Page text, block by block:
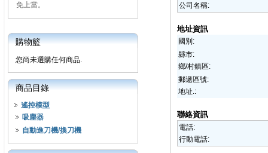
免上當。
購物籃
您尚未選購任何商品.
商品目錄
遙控模型
吸塵器
自動進刀機/換刀機
公司名稱:
地址資訊
國別:
縣市:
鄉/村鎮區:
郵遞區號:
地址.:
聯絡資訊
電話:
行動電話: